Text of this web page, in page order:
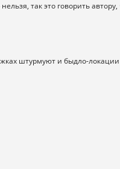
так это говорить
штурмуют и быдло-